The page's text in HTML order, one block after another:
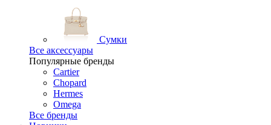
Сумки
Все аксессуары
Популярные бренды
Cartier
Chopard
Hermes
Omega
Все бренды